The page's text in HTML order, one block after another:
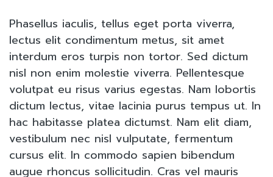
Phasellus iaculis, tellus eget porta viverra,
lectus elit condimentum metus, sit amet
interdum eros turpis non tortor. Sed dictum
nisl non enim molestie viverra. Pellentesque
volutpat eu risus varius egestas. Nam lobortis
dictum lectus, vitae lacinia purus tempus ut. In
hac habitasse platea dictumst. Nam elit diam,
vestibulum nec nisl vulputate, fermentum
cursus elit. In commodo sapien bibendum
augue rhoncus sollicitudin. Cras vel mauris